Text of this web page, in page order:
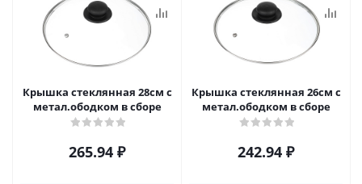
Крышка стеклянная 28см с
метал.ободком в сборе
265.94 ₽
Крышка стеклянная 26см с
метал.ободком в сборе
242.94 ₽